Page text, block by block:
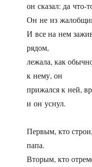
он сказал: да что-
Он не из
И все на нем
рядом,
лежала, как
к нему, он
прижался к ней,
и он уснул.
Первым, кто
папа.
Вторым, кто